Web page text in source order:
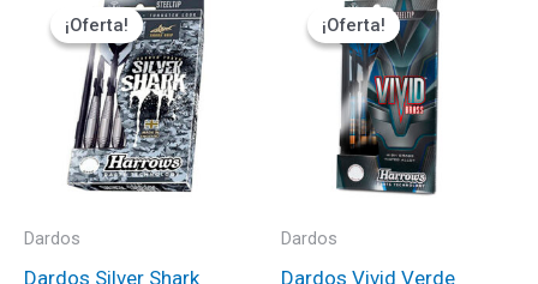
¡Oferta!
¡Oferta!
Dardos
Dardos Silver Shark
precio
original
era:
₡14000.
precio
actual
es:
₡12600.
¡Oferta!
¡Oferta!
Dardos
Dardos Vivid Verde
precio
original
era:
₡18000.
precio
actual
es:
₡16200.